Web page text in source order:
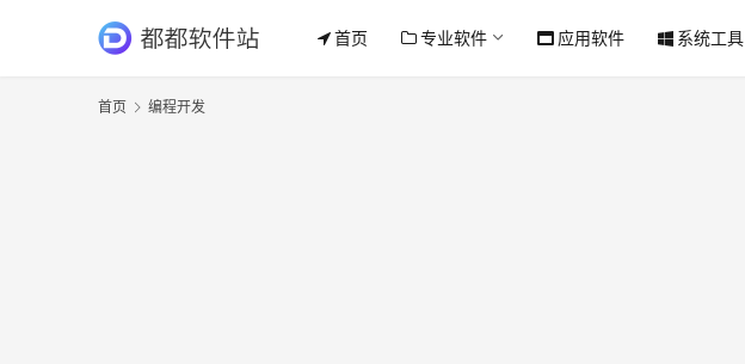
首页 专业软件 应用软件 系统工具
首页 编程开发